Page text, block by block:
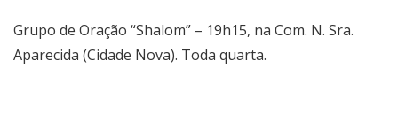
Grupo de Oração “Shalom” – 19h15, na Com. N. Sra.
Aparecida (Cidade Nova). Toda quarta.